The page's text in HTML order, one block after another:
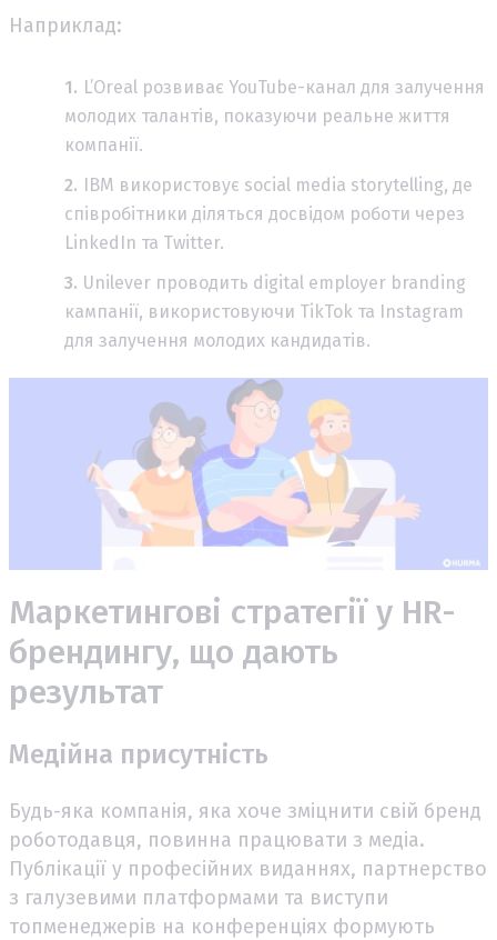
Наприклад:
L’Oreal розвиває YouTube-канал для залучення
молодих талантів, показуючи реальне життя
компанії.
IBM використовує social media storytelling, де
співробітники діляться досвідом роботи через
LinkedIn та Twitter.
Unilever проводить digital employer branding
кампанії, використовуючи TikTok та Instagram
для залучення молодих кандидатів.
Маркетингові стратегії у HR-
брендингу, що дають
результат
Медійна присутність
Будь-яка компанія, яка хоче зміцнити свій бренд
роботодавця, повинна працювати з медіа.
Публікації у професійних виданнях, партнерство
з галузевими платформами та виступи
топменеджерів на конференціях формують